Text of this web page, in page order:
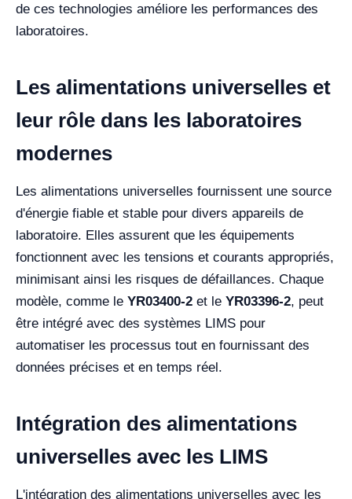
de ces technologies améliore les performances des
laboratoires.
Les alimentations universelles et
leur rôle dans les laboratoires
modernes
Les alimentations universelles fournissent une source
d'énergie fiable et stable pour divers appareils de
laboratoire. Elles assurent que les équipements
fonctionnent avec les tensions et courants appropriés,
minimisant ainsi les risques de défaillances. Chaque
modèle, comme le YR03400-2 et le YR03396-2, peut
être intégré avec des systèmes LIMS pour
automatiser les processus tout en fournissant des
données précises et en temps réel.
Intégration des alimentations
universelles avec les LIMS
L'intégration des alimentations universelles avec les